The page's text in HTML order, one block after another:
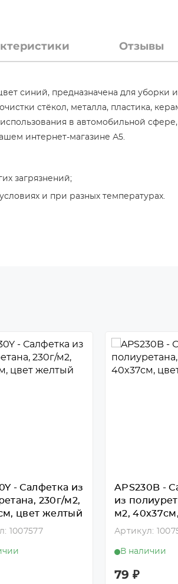
Отзывы
синий, предназначена для уборки
стёкол, металла, пластика,
в автомобильной
интернет-магазине А5.
загрязнений;
и при разных температурах.
- Салфетка из
230г/м2,
цвет желтый
1007577
APS230B -
из
м2,
синий
Артикул:
В наличии
79 ₽